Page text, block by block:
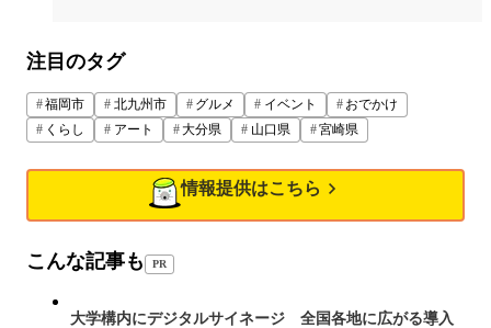
注目のタグ
福岡市 北九州市 グルメ イベント
おでかけ
くらし
アート 大分県 山口県 宮崎県
情報提供はこちら
こんな記事も PR
大学構内にデジタルサイネージ 全国各地に広がる導入